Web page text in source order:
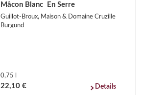
Mâcon Blanc En Serre
Guillot-Broux, Maison & Domaine Cruzille
Burgund
0,75 l
22,10 € Details